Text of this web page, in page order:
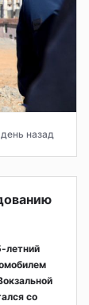
назад
летний
со